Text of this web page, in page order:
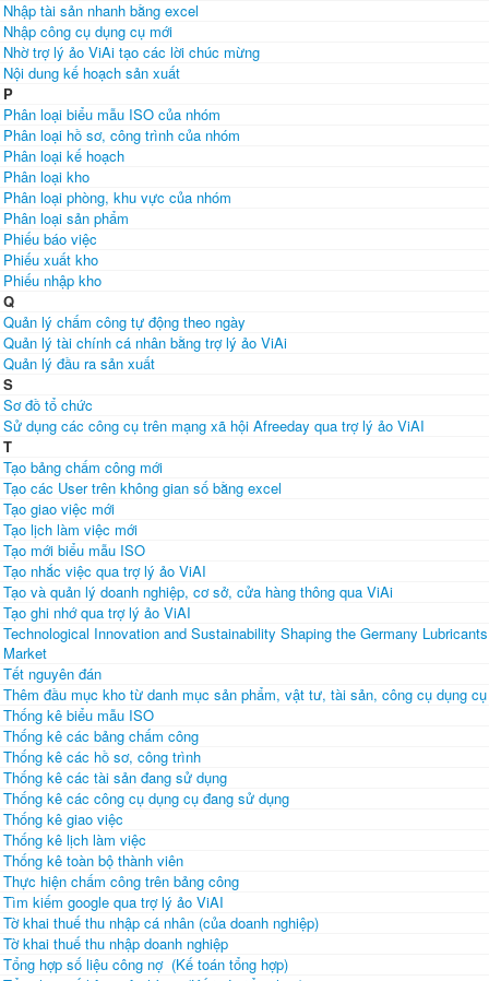
Nhập tài sản nhanh bằng excel
Nhập công cụ dụng cụ mới
Nhờ trợ lý ảo ViAi tạo các lời chúc mừng
Nội dung kế hoạch sản xuất
P
Phân loại biểu mẫu ISO của nhóm
Phân loại hồ sơ, công trình của nhóm
Phân loại kế hoạch
Phân loại kho
Phân loại phòng, khu vực của nhóm
Phân loại sản phẩm
Phiếu báo việc
Phiếu xuất kho
Phiếu nhập kho
Q
Quản lý chấm công tự động theo ngày
Quản lý tài chính cá nhân bằng trợ lý ảo ViAi
Quản lý đầu ra sản xuất
S
Sơ đồ tổ chức
Sử dụng các công cụ trên mạng xã hội Afreeday qua trợ lý ảo ViAI
T
Tạo bảng chấm công mới
Tạo các User trên không gian số bằng excel
Tạo giao việc mới
Tạo lịch làm việc mới
Tạo mới biểu mẫu ISO
Tạo nhắc việc qua trợ lý ảo ViAI
Tạo và quản lý doanh nghiệp, cơ sở, cửa hàng thông qua ViAi
Tạo ghi nhớ qua trợ lý ảo ViAI
Technological Innovation and Sustainability Shaping the Germany Lubricants
Market
Tết nguyên đán
Thêm đầu mục kho từ danh mục sản phẩm, vật tư, tài sản, công cụ dụng cụ
Thống kê biểu mẫu ISO
Thống kê các bảng chấm công
Thống kê các hồ sơ, công trình
Thống kê các tài sản đang sử dụng
Thống kê các công cụ dụng cụ đang sử dụng
Thống kê giao việc
Thống kê lịch làm việc
Thống kê toàn bộ thành viên
Thực hiện chấm công trên bảng công
Tìm kiếm google qua trợ lý ảo ViAI
Tờ khai thuế thu nhập cá nhân (của doanh nghiệp)
Tờ khai thuế thu nhập doanh nghiệp
Tổng hợp số liệu công nợ (Kế toán tổng hợp)